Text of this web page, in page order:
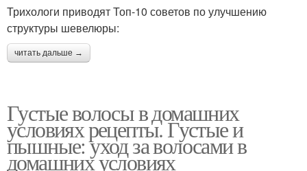
Трихологи приводят Топ-10 советов по улучшению
структуры шевелюры:
читать дальше →
Густые волосы в домашних
условиях рецепты. Густые и
пышные: уход за волосами в
домашних условиях